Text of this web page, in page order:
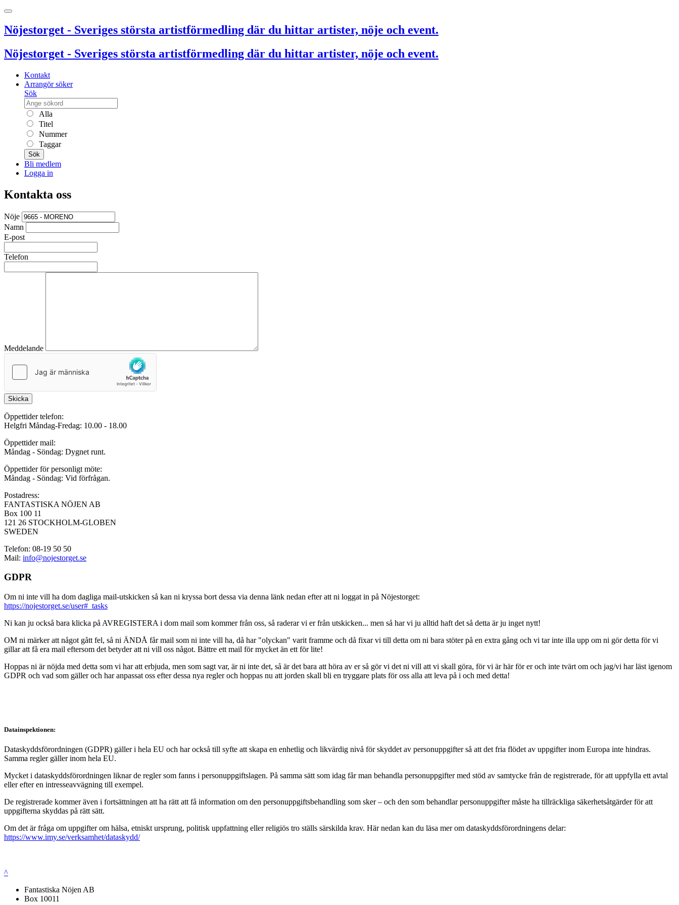
Nöjestorget - Sveriges största artistförmedling där du hittar artister, nöje och event.
Nöjestorget - Sveriges största artistförmedling där du hittar artister, nöje och event.
Kontakt
Arrangör söker
Sök
Alla
Titel
Nummer
Taggar
Sök
Bli medlem
Logga in
Kontakta oss
Nöje
Namn
E-post
Telefon
Meddelande
Skicka
Öppettider telefon:
Helgfri Måndag-Fredag: 10.00 - 18.00
Öppettider mail:
Måndag - Söndag: Dygnet runt.
Öppettider för personligt möte:
Måndag - Söndag: Vid förfrågan.
Postadress:
FANTASTISKA NÖJEN AB
Box 100 11
121 26 STOCKHOLM-GLOBEN
SWEDEN
Telefon: 08-19 50 50
Mail: info@nojestorget.se
GDPR
Om ni inte vill ha dom dagliga mail-utskicken så kan ni kryssa bort dessa via denna länk nedan efter att ni loggat in på Nöjestorget:
https://nojestorget.se/user#_tasks
Ni kan ju också bara klicka på AVREGISTERA i dom mail som kommer från oss, så raderar vi er från utskicken... men så har vi ju alltid haft det så detta är ju inget nytt!
OM ni märker att något gått fel, så ni ÄNDÅ får mail som ni inte vill ha, då har "olyckan" varit framme och då fixar vi till detta om ni bara stöter på en extra gång och vi tar inte illa upp om ni gör detta för vi
gillar att få era mail eftersom det betyder att ni vill oss något. Bättre ett mail för mycket än ett för lite!
Hoppas ni är nöjda med detta som vi har att erbjuda, men som sagt var, är ni inte det, så är det bara att höra av er så gör vi det ni vill att vi skall göra, för vi är här för er och inte tvärt om och jag/vi har läst igenom
GDPR och vad som gäller och har anpassat oss efter dessa nya regler och hoppas nu att jorden skall bli en tryggare plats för oss alla att leva på i och med detta!
Datainspektionen:
Dataskyddsförordningen (GDPR) gäller i hela EU och har också till syfte att skapa en enhetlig och likvärdig nivå för skyddet av personuppgifter så att det fria flödet av uppgifter inom Europa inte hindras.
Samma regler gäller inom hela EU.
Mycket i dataskyddsförordningen liknar de regler som fanns i personuppgiftslagen. På samma sätt som idag får man behandla personuppgifter med stöd av samtycke från de registrerade, för att uppfylla ett avtal
eller efter en intresseavvägning till exempel.
De registrerade kommer även i fortsättningen att ha rätt att få information om den personuppgiftsbehandling som sker – och den som behandlar personuppgifter måste ha tillräckliga säkerhetsåtgärder för att
uppgifterna skyddas på rätt sätt.
Om det är fråga om uppgifter om hälsa, etniskt ursprung, politisk uppfattning eller religiös tro ställs särskilda krav. Här nedan kan du läsa mer om dataskyddsförordningens delar:
https://www.imy.se/verksamhet/dataskydd/
^
Fantastiska Nöjen AB
Box 10011